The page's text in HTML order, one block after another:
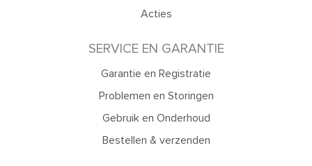
Acties
SERVICE EN GARANTIE
Garantie en Registratie
Problemen en Storingen
Gebruik en Onderhoud
Bestellen & verzenden